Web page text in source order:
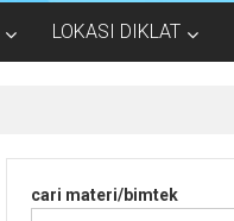
LOKASI DIKLAT
cari materi/bimtek